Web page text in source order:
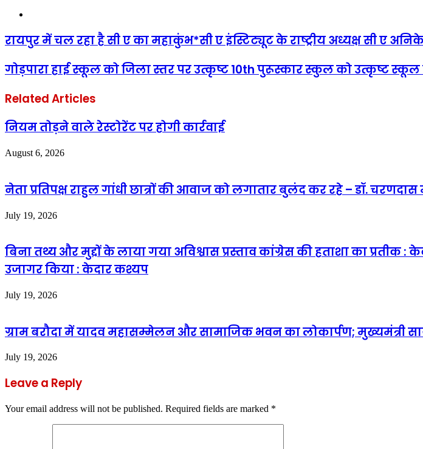
रायपुर में चल रहा है सी ए का महाकुंभ*सी ए इंस्टिट्यूट के राष्ट्रीय अध्यक्ष सी ए
गोड़पारा हाई स्कूल को जिला स्तर पर उत्कृष्ट 10th पुरूस्कार स्कुल को उत्कृष्ट
Related Articles
नियम तोड़ने वाले रेस्टोरेंट पर होगी कार्रवाई
August 6, 2026
नेता प्रतिपक्ष राहुल गांधी छात्रों की आवाज को लगातार बुलंद कर रहे – डॉ.
July 19, 2026
बिना तथ्य और मुद्दों के लाया गया अविश्वास प्रस्ताव कांग्रेस की हताशा का प्रतीक
उजागर किया : केदार कश्यप
July 19, 2026
ग्राम बरौदा में यादव महासम्मेलन और सामाजिक भवन का लोकार्पण; मुख्यमंत्री
July 19, 2026
Leave a Reply
Your email address will not be published. Required fields are marked *